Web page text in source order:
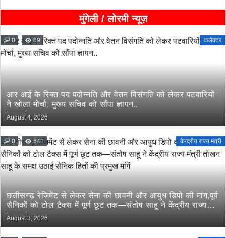
मुंगेली / लोरमी न्यूज़
0 89 कलेक्टर
आर आई के रिक्त पद पदोन्नति और वेतन विसंगति को लेकर पटवारियों
ने खोला मोर्चा, मुख्य सचिव को सौंपा ज्ञापन..
August 4, 2026
0 641 केन्द्रीय राज्य मंत्री
छत्तीसगढ़ रेजिमेंट से लेकर सेना की छावनी और आयुध डिपो की मांग,पूर्व
सैनिकों को टोल टैक्स में पूर्ण छूट तक—संतोष साहू ने केंद्रीय राज्य
मंत्री तोखन साहू के समक्ष उठाई सैनिक हितों की प्रमुख मांगें
August 3, 2026